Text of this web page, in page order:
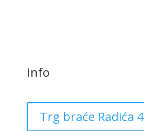
Info
Trg braće Radića 4